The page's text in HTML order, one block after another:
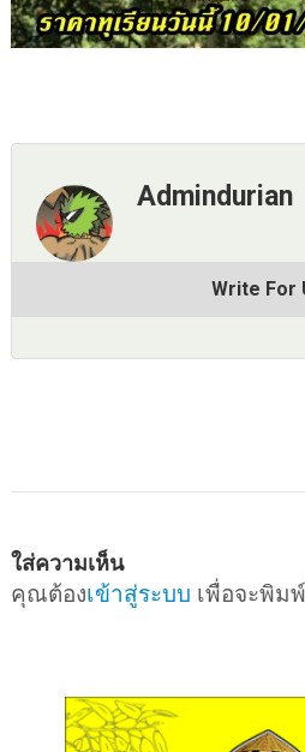
Admindurian
Write For
ใส่ความเห็น
คุณต้องเข้าสู่ระบบ เพื่อจะพิม